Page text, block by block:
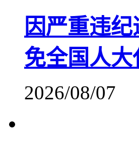
因严重违
免全国人大
2026/08/07